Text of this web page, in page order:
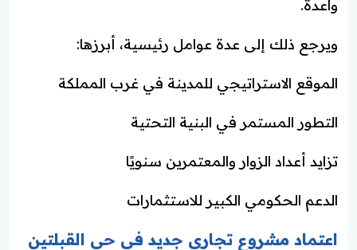
واعدة.
ويرجع ذلك إلى عدة عوامل رئيسية، أبرزها:
الموقع الاستراتيجي للمدينة في غرب المملكة
التطور المستمر في البنية التحتية
تزايد أعداد الزوار والمعتمرين سنويًا
الدعم الحكومي الكبير للاستثمارات
اعتماد مشروع تجاري جديد في حي القبلتين